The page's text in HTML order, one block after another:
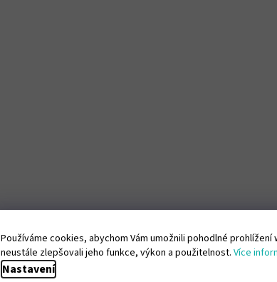
Používáme cookies, abychom Vám umožnili pohodlné
neustále zlepšovali jeho funkce, výkon a použitelnost. Více
Nastavení